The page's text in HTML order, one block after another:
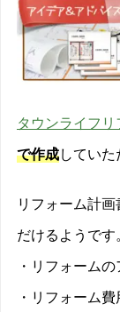
タウンライフリ
で作成していた
リフォーム計
だけるようです。
・リフォーム
・リフォーム